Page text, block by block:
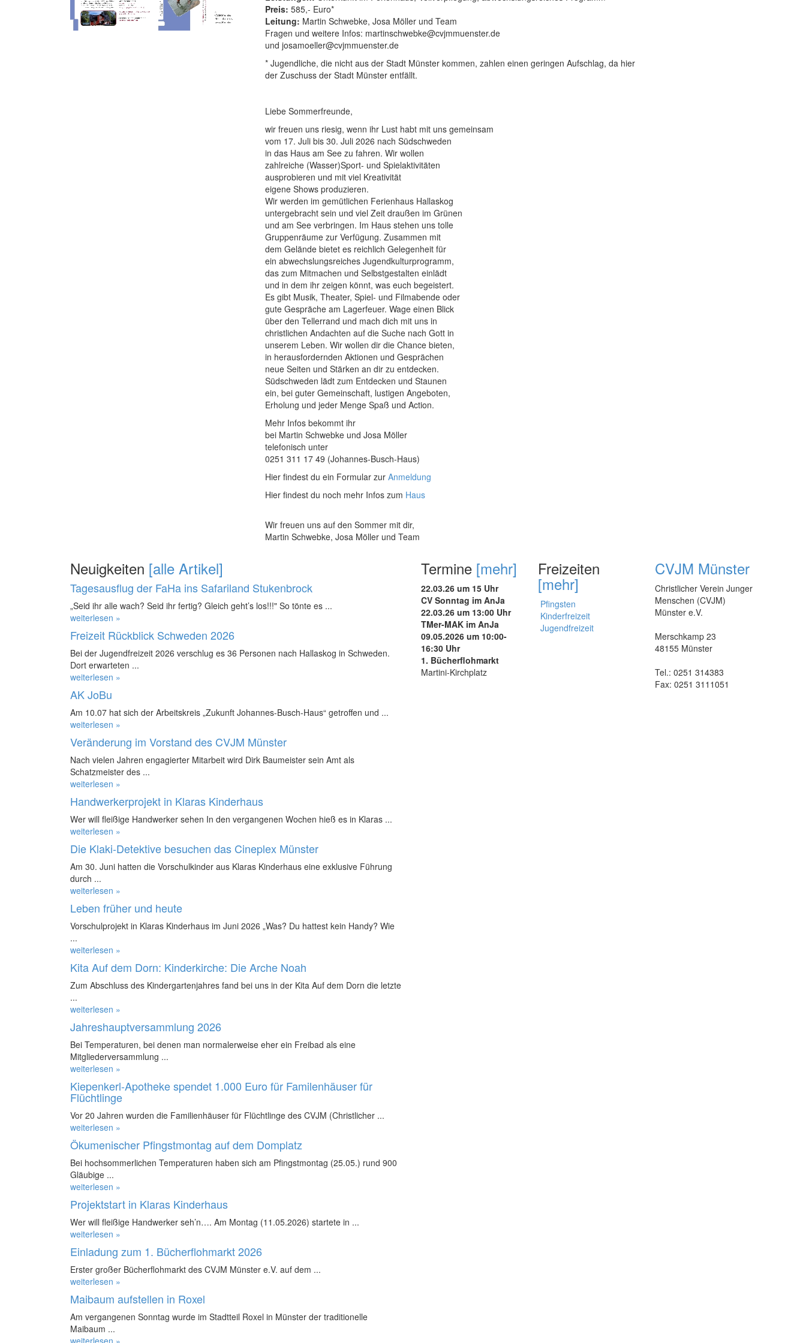
Preis: 585,- Euro*
Leitung: Martin Schwebke, Josa Möller und Team
Fragen und weitere Infos: martinschwebke@cvjmmuenster.de
und josamoeller@cvjmmuenster.de
* Jugendliche, die nicht aus der Stadt Münster kommen, zahlen einen geringen Aufschlag, da hier
der Zuschuss der Stadt Münster entfällt.
Liebe Sommerfreunde,
wir freuen uns riesig, wenn ihr Lust habt mit uns gemeinsam
vom 17. Juli bis 30. Juli 2026 nach Südschweden
in das Haus am See zu fahren. Wir wollen
zahlreiche (Wasser)Sport- und Spielaktivitäten
ausprobieren und mit viel Kreativität
eigene Shows produzieren.
Wir werden im gemütlichen Ferienhaus Hallaskog
untergebracht sein und viel Zeit draußen im Grünen
und am See verbringen. Im Haus stehen uns tolle
Gruppenräume zur Verfügung. Zusammen mit
dem Gelände bietet es reichlich Gelegenheit für
ein abwechslungsreiches Jugendkulturprogramm,
das zum Mitmachen und Selbstgestalten einlädt
und in dem ihr zeigen könnt, was euch begeistert.
Es gibt Musik, Theater, Spiel- und Filmabende oder
gute Gespräche am Lagerfeuer. Wage einen Blick
über den Tellerrand und mach dich mit uns in
christlichen Andachten auf die Suche nach Gott in
unserem Leben. Wir wollen dir die Chance bieten,
in herausfordernden Aktionen und Gesprächen
neue Seiten und Stärken an dir zu entdecken.
Südschweden lädt zum Entdecken und Staunen
ein, bei guter Gemeinschaft, lustigen Angeboten,
Erholung und jeder Menge Spaß und Action.
Mehr Infos bekommt ihr
bei Martin Schwebke und Josa Möller
telefonisch unter
0251 311 17 49 (Johannes-Busch-Haus)
Hier findest du ein Formular zur Anmeldung
Hier findest du noch mehr Infos zum Haus
Wir freuen uns auf den Sommer mit dir,
Martin Schwebke, Josa Möller und Team
Neuigkeiten [alle Artikel]
Tagesausflug der FaHa ins Safariland Stukenbrock
„Seid ihr alle wach? Seid ihr fertig? Gleich geht’s los!!!" So tönte es ...
weiterlesen »
Freizeit Rückblick Schweden 2026
Bei der Jugendfreizeit 2026 verschlug es 36 Personen nach Hallaskog in Schweden.
Dort erwarteten ...
weiterlesen »
AK JoBu
Am 10.07 hat sich der Arbeitskreis „Zukunft Johannes-Busch-Haus“ getroffen und ...
weiterlesen »
Veränderung im Vorstand des CVJM Münster
Nach vielen Jahren engagierter Mitarbeit wird Dirk Baumeister sein Amt als
Schatzmeister des ...
weiterlesen »
Handwerkerprojekt in Klaras Kinderhaus
Wer will fleißige Handwerker sehen In den vergangenen Wochen hieß es in Klaras ...
weiterlesen »
Die Klaki-Detektive besuchen das Cineplex Münster
Am 30. Juni hatten die Vorschulkinder aus Klaras Kinderhaus eine exklusive Führung
durch ...
weiterlesen »
Leben früher und heute
Vorschulprojekt in Klaras Kinderhaus im Juni 2026 „Was? Du hattest kein Handy? Wie
...
weiterlesen »
Kita Auf dem Dorn: Kinderkirche: Die Arche Noah
Zum Abschluss des Kindergartenjahres fand bei uns in der Kita Auf dem Dorn die letzte
...
weiterlesen »
Jahreshauptversammlung 2026
Bei Temperaturen, bei denen man normalerweise eher ein Freibad als eine
Mitgliederversammlung ...
weiterlesen »
Kiepenkerl-Apotheke spendet 1.000 Euro für Familenhäuser für
Flüchtlinge
Vor 20 Jahren wurden die Familienhäuser für Flüchtlinge des CVJM (Christlicher ...
weiterlesen »
Ökumenischer Pfingstmontag auf dem Domplatz
Bei hochsommerlichen Temperaturen haben sich am Pfingstmontag (25.05.) rund 900
Gläubige ...
weiterlesen »
Projektstart in Klaras Kinderhaus
Wer will fleißige Handwerker seh’n…. Am Montag (11.05.2026) startete in ...
weiterlesen »
Einladung zum 1. Bücherflohmarkt 2026
Erster großer Bücherflohmarkt des CVJM Münster e.V. auf dem ...
weiterlesen »
Maibaum aufstellen in Roxel
Am vergangenen Sonntag wurde im Stadtteil Roxel in Münster der traditionelle
Maibaum ...
weiterlesen »
Termine [mehr]
22.03.26 um 15 Uhr
CV Sonntag im AnJa
22.03.26 um 13:00 Uhr
TMer-MAK im AnJa
09.05.2026 um 10:00-
16:30 Uhr
1. Bücherflohmarkt
Martini-Kirchplatz
Freizeiten
[mehr]
Pfingsten
Kinderfreizeit
Jugendfreizeit
CVJM Münster
Christlicher Verein Junger
Menschen (CVJM)
Münster e.V.
Merschkamp 23
48155 Münster
Tel.: 0251 314383
Fax: 0251 3111051